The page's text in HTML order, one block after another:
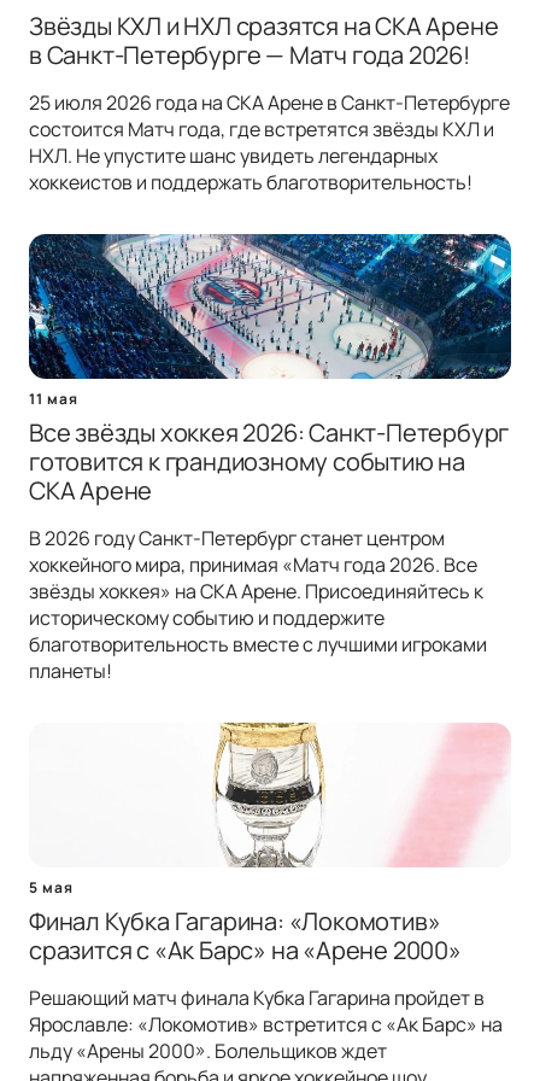
Звёзды КХЛ и НХЛ сразятся на СКА Арене
в Санкт-Петербурге — Матч года 2026!
25 июля 2026 года на СКА Арене в Санкт-Петербурге
состоится Матч года, где встретятся звёзды КХЛ и
НХЛ. Не упустите шанс увидеть легендарных
хоккеистов и поддержать благотворительность!
11 мая
Все звёзды хоккея 2026: Санкт-Петербург
готовится к грандиозному событию на
СКА Арене
В 2026 году Санкт-Петербург станет центром
хоккейного мира, принимая «Матч года 2026. Все
звёзды хоккея» на СКА Арене. Присоединяйтесь к
историческому событию и поддержите
благотворительность вместе с лучшими игроками
планеты!
5 мая
Финал Кубка Гагарина: «Локомотив»
сразится с «Ак Барс» на «Арене 2000»
Решающий матч финала Кубка Гагарина пройдет в
Ярославле: «Локомотив» встретится с «Ак Барс» на
льду «Арены 2000». Болельщиков ждет